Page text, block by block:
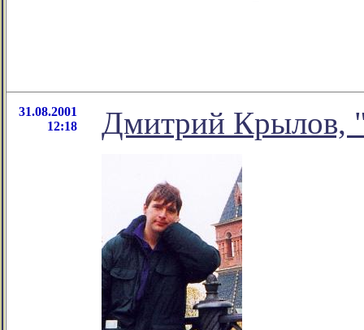
31.08.2001
12:18
Дмитрий Крылов,